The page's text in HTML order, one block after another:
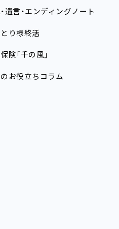
遺言・エンディングノート
り様終活
険「千の風」
お役立ちコラム